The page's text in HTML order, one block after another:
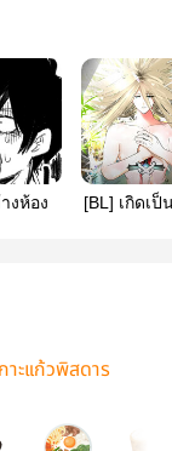
งห้อง
[BL] เกิดเป็
ะแก้วพิสดาร